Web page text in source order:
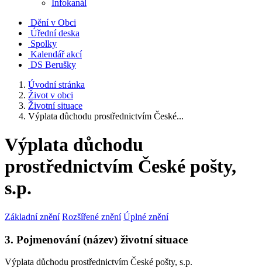
Infokanál
Dění v Obci
Úřední deska
Spolky
Kalendář akcí
DS Berušky
Úvodní stránka
Život v obci
Životní situace
Výplata důchodu prostřednictvím České...
Výplata důchodu
prostřednictvím České pošty,
s.p.
Základní znění Rozšířené znění Úplné znění
3. Pojmenování (název) životní situace
Výplata důchodu prostřednictvím České pošty, s.p.